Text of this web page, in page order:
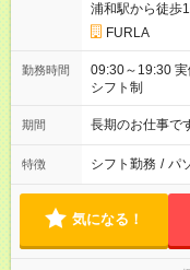
浦和駅から徒歩
FURLA
勤務時間
09:30～19:30 実働7.5時間／休憩1.5時間 営業時間に合わせた
シフト制
期間 長期のお仕事で
特徴 シフト勤務 / パ
気になる！